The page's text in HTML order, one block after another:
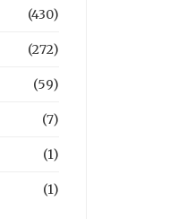
(430)
(272)
(59)
(7)
(1)
(1)